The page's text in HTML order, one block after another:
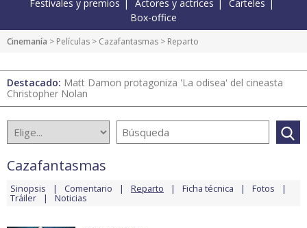
Festivales y premios
Actores y actrices
Carteles
Box-office
Cinemanía > Películas > Cazafantasmas > Reparto
Destacado: Matt Damon protagoniza 'La odisea' del cineasta
Christopher Nolan
Cazafantasmas
Sinopsis Comentario Reparto Ficha técnica Fotos
Tráiler Noticias